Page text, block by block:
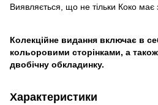
Виявляється, що не тільки Коко має
Колекційне видання включає в
кольоровими сторінками, а
двобічну обкладинку.
Характеристики